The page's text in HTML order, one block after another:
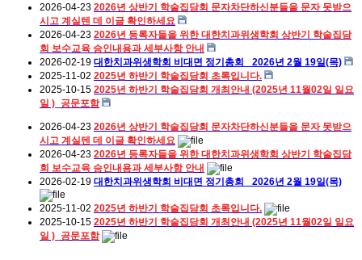
2026-04-23 2026년 상반기 학술집담회 문자차단하신분들을 문자 못받으
시고 계실텐 데 이글 확인하세요
2026-04-23 2026년 등록자들을 위한 대한치과위생학회 상반기 학술집담
회 보수교육 승인내용과 세부사항 안내
2026-02-19 대한치과위생학회 비대면 정기총회_ 2026년 2월 19일(목)
2025-11-02 2025년 하반기 학술집담회 초록입니다.
2025-10-15 2025년 하반기 학술집담회 개최안내 (2025년 11월02일 일요
일 )_공문포함
2026-04-23 2026년 상반기 학술집담회 문자차단하신분들을 문자 못받으
시고 계실텐 데 이글 확인하세요
2026-04-23 2026년 등록자들을 위한 대한치과위생학회 상반기 학술집담
회 보수교육 승인내용과 세부사항 안내
2026-02-19 대한치과위생학회 비대면 정기총회_ 2026년 2월 19일(목)
2025-11-02 2025년 하반기 학술집담회 초록입니다.
2025-10-15 2025년 하반기 학술집담회 개최안내 (2025년 11월02일 일요
일 )_공문포함